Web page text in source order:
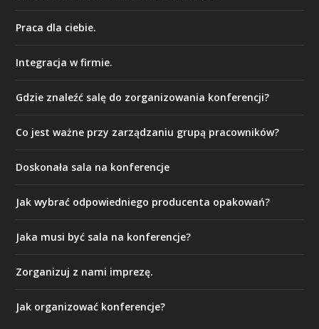
Praca dla ciebie.
Integracja w firmie.
Gdzie znaleźć salę do zorganizowania konferencji?
Co jest ważne przy zarządzaniu grupą pracowników?
Doskonała sala na konferencje
Jak wybrać odpowiedniego producenta opakowań?
Jaka musi być sala na konferencje?
Zorganizuj z nami imprezę.
Jak organizować konferencje?